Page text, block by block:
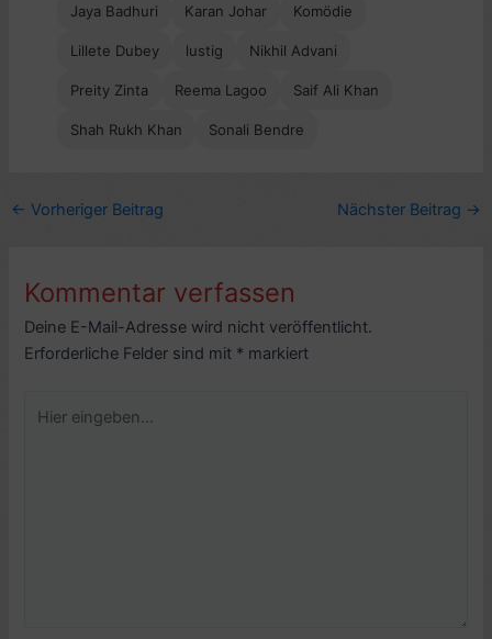
Jaya Badhuri Karan Johar Komödie
Lillete Dubey lustig Nikhil Advani
Preity Zinta Reema Lagoo Saif Ali Khan
Shah Rukh Khan Sonali Bendre
← Vorheriger Beitrag Nächster Beitrag →
Kommentar verfassen
Deine E-Mail-Adresse wird nicht veröffentlicht.
Erforderliche Felder sind mit * markiert
eingeben…